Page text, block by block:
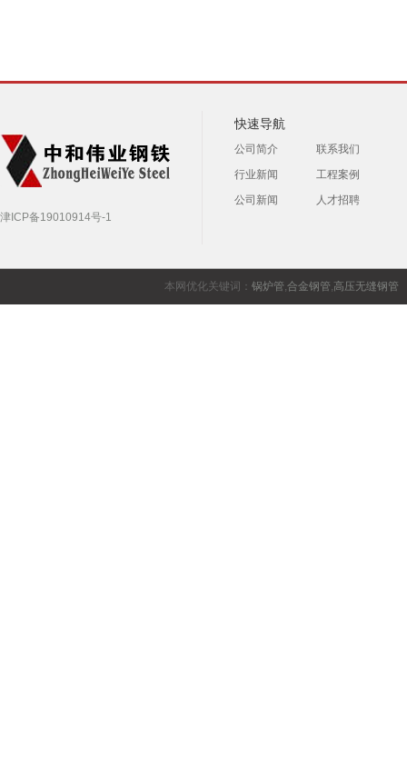
津ICP备19010914号-1
快速导航
公司简介
联系我们
行业新闻
工程案例
公司新闻
人才招聘
本网优化关键词： 锅炉管,合金钢管,高压无缝钢管